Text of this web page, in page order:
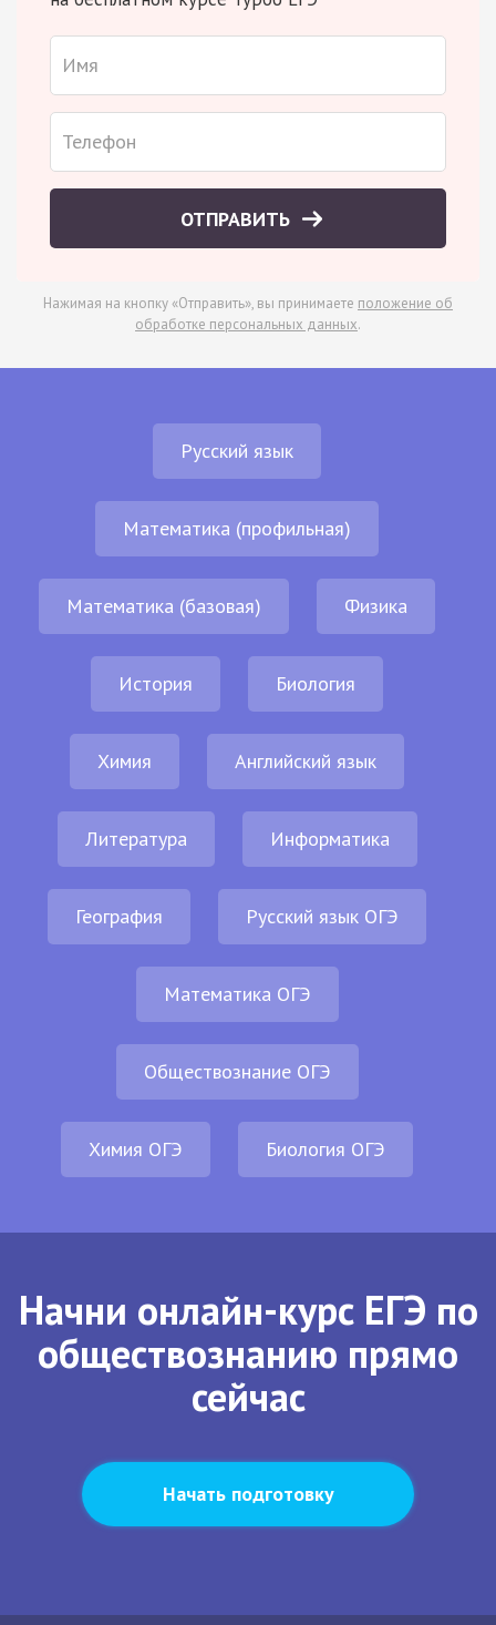
ОТПРАВИТЬ
Нажимая на кнопку «Отправить», вы принимаете положение об
обработке персональных данных.
Русский язык
Математика (профильная)
Математика (базовая) Физика
История Биология
Химия Английский язык
Литература Информатика
География Русский язык ОГЭ
Математика ОГЭ
Обществознание ОГЭ
Химия ОГЭ Биология ОГЭ
Начни онлайн-курс ЕГЭ по
обществознанию прямо
сейчас
Начать подготовку